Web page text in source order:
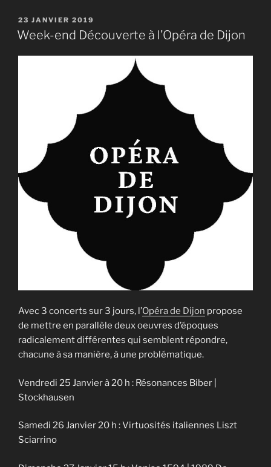
PUBLIÉ
LE
23 JANVIER 2019
Week-end Découverte à l’Opéra de Dijon
Avec 3 concerts sur 3 jours, l’Opéra de Dijon propose
de mettre en parallèle deux oeuvres d’époques
radicalement différentes qui semblent répondre,
chacune à sa manière, à une problématique.
Vendredi 25 Janvier à 20 h : Résonances Biber |
Stockhausen
Samedi 26 Janvier 20 h : Virtuosités italiennes Liszt
Sciarrino